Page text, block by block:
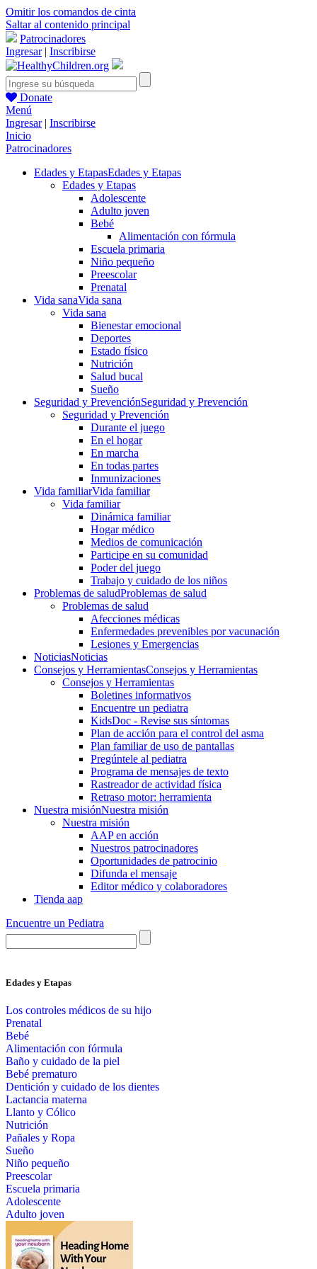
Omitir los comandos de cinta
Saltar al contenido principal
Patrocinadores
Ingresar| Inscribirse
Donate
Menú
Ingresar| Inscribirse
Inicio
Patrocinadores
Edades y EtapasEdades y Etapas
Edades y Etapas
Adolescente
Adulto joven
Bebé
Alimentación con fórmula
Escuela primaria
Niño pequeño
Preescolar
Prenatal
Vida sanaVida sana
Vida sana
Bienestar emocional
Deportes
Estado físico
Nutrición
Salud bucal
Sueño
Seguridad y PrevenciónSeguridad y Prevención
Seguridad y Prevención
Durante el juego
En el hogar
En marcha
En todas partes
Inmunizaciones
Vida familiarVida familiar
Vida familiar
Dinámica familiar
Hogar médico
Medios de comunicación
Participe en su comunidad
Poder del juego
Trabajo y cuidado de los niños
Problemas de saludProblemas de salud
Problemas de salud
Afecciones médicas
Enfermedades prevenibles por vacunación
Lesiones y Emergencias
NoticiasNoticias
Consejos y HerramientasConsejos y Herramientas
Consejos y Herramientas
Boletines informativos
Encuentre un pediatra
KidsDoc - Revise sus síntomas
Plan de acción para el control del asma
Plan familiar de uso de pantallas
Pregúntele al pediatra
Programa de mensajes de texto
Rastre​​ador de activida​d física
Retraso motor: herramienta
Nuestra misiónNuestra misión
Nuestra misión
AAP en acción
Nuestros patrocinadores
Oportunidades de patrocinio
Difunda el mensaje
Editor médico y colaboradores
Tienda aap
Encuentre un Pediatra
Edades y Etapas
Los controles médicos de su hijo
Prenatal
Bebé
Alimentación con fórmula
Baño y cuidado de la piel
Bebé prematuro
Dentición y cuidado de los dientes
Lactancia materna
Llanto y Cólico
Nutrición
Pañales y Ropa
Sueño
Niño pequeño
Preescolar
Escuela primaria
Adolescente
Adulto joven